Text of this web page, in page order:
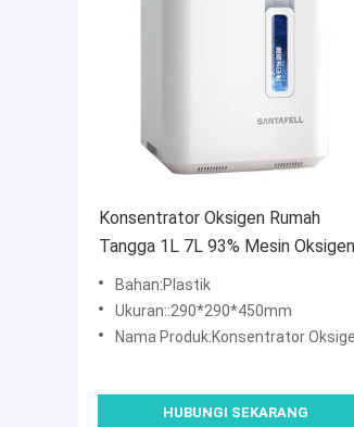
Konsentrator Oksigen Rumah
Tangga 1L 7L 93% Mesin Oksigen
Untuk Rumah
Bahan:Plastik
Ukuran::290*290*450mm
Nama Produk:Konsentrator
HUBUNGI SEKARANG